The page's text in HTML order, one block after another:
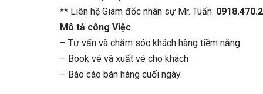
** Liên hệ Giám đốc nhân sự Mr. Tuấn:
Mô tả công Việc
– Tư vấn và chăm sóc khách hàng tiềm năng
– Book vé và xuất vé cho khách
– Báo cáo bán hàng cuối ngày.